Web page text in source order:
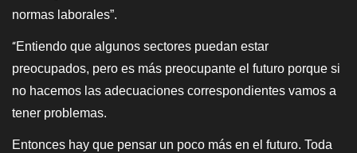
normas laborales”.
“Entiendo que algunos sectores puedan estar
preocupados, pero es más preocupante el futuro porque si
no hacemos las adecuaciones correspondientes vamos a
tener problemas.
Entonces hay que pensar un poco más en el futuro. Toda